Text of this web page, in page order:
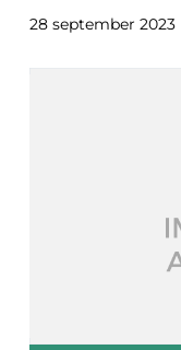
28 september 2023